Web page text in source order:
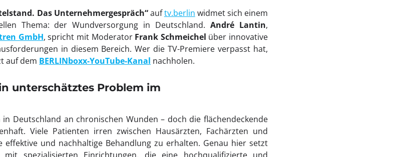
Das Unternehmergespräch“auftv.berlin widmet sich einem
Thema: der Wundversorgung in Deutschland.André Lantin,
GmbH, spricht mit Moderator Frank Schmeichel über innovative
in diesem Bereich. Wer die TV-Premiere verpasst hat,
auf dem BERLINboxx-YouTube-Kanal nachholen.
unterschätztes Problem im
Deutschland an chronischen Wunden – doch die flächendeckende
Viele Patienten irren zwischen Hausärzten, Fachärzten und
effektive und nachhaltige Behandlung zu erhalten. Genau hier setzt